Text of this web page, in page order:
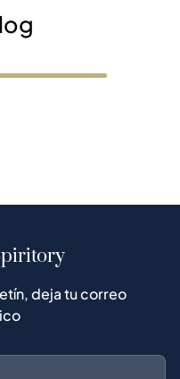
deja tu correo